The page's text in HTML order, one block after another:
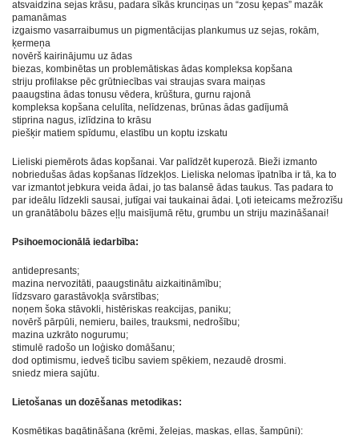
atsvaidzina sejas krāsu, padara sīkās krunciņas un “zosu ķepas” mazāk
pamanāmas
izgaismo vasarraibumus un pigmentācijas plankumus uz sejas, rokām,
ķermeņa
novērš kairinājumu uz ādas
biezas, kombinētas un problemātiskas ādas kompleksa kopšana
striju profilakse pēc grūtniecības vai straujas svara maiņas
paaugstina ādas tonusu vēdera, krūštura, gurnu rajonā
kompleksa kopšana celulīta, nelīdzenas, brūnas ādas gadījumā
stiprina nagus, izlīdzina to krāsu
piešķir matiem spīdumu, elastību un koptu izskatu
Lieliski piemērots ādas kopšanai. Var palīdzēt kuperozā. Bieži izmanto
nobriedušas ādas kopšanas līdzekļos. Lieliska nelomas īpatnība ir tā, ka to
var izmantot jebkura veida ādai, jo tas balansē ādas taukus. Tas padara to
par ideālu līdzekli sausai, jutīgai vai taukainai ādai. Ļoti ieteicams mežrozīšu
un granātābolu bāzes eļļu maisījumā rētu, grumbu un striju mazināšanai!
Psihoemocionālā iedarbība:
antidepresants;
mazina nervozitāti, paaugstinātu aizkaitināmību;
līdzsvaro garastāvokļa svārstības;
noņem šoka stāvokli, histēriskas reakcijas, paniku;
novērš pārpūli, nemieru, bailes, trauksmi, nedrošību;
mazina uzkrāto nogurumu;
stimulē radošo un loģisko domāšanu;
dod optimismu, iedveš ticību saviem spēkiem, nezaudē drosmi.
sniedz miera sajūtu.
Lietošanas un dozēšanas metodikas:
Kosmētikas bagātināšana (krēmi, želejas, maskas, eļļas, šampūni):